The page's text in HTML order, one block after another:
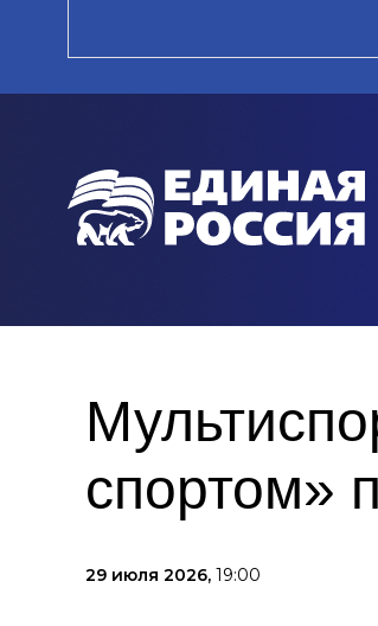
спортом»
29 июля 2026, 19:00